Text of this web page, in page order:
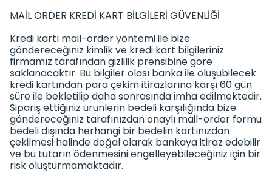
MAİL ORDER KREDİ KART BİLGİLERİ GÜVENLİĞİ
Kredi kartı mail-order yöntemi ile bize
göndereceğiniz kimlik ve kredi kart bilgileriniz
firmamız tarafından gizlilik prensibine göre
saklanacaktır. Bu bilgiler olası banka ile oluşubilecek
kredi kartından para çekim itirazlarına karşı 60 gün
süre ile bekletilip daha sonrasında imha edilmektedir.
Sipariş ettiğiniz ürünlerin bedeli karşılığında bize
göndereceğiniz tarafınızdan onaylı mail-order formu
bedeli dışında herhangi bir bedelin kartınızdan
çekilmesi halinde doğal olarak bankaya itiraz edebilir
ve bu tutarın ödenmesini engelleyebileceğiniz için bir
risk oluşturmamaktadır.